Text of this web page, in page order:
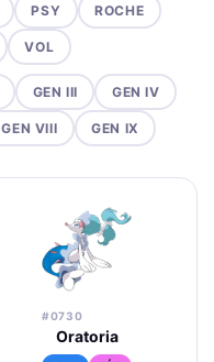
PSY ROCHE
VOL
GEN III GEN IV
GEN VIII GEN IX
#0730
Oratoria